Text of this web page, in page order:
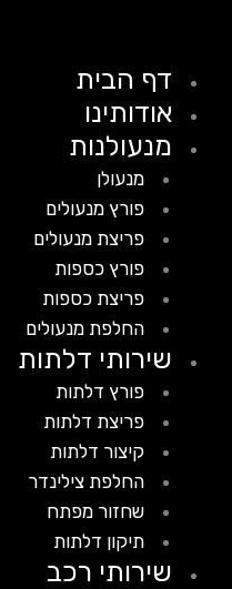
דף הבית
אודותינו
מנעולנות
מנעולן
פורץ מנעולים
פריצת מנעולים
פורץ כספות
פריצת כספות
החלפת מנעולים
שירותי דלתות
פורץ דלתות
פריצת דלתות
קיצור דלתות
החלפת צילינדר
שחזור מפתח
תיקון דלתות
שירותי רכב